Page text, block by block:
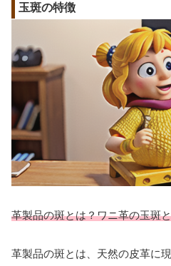
玉斑の特徴
革製品の斑とは？ワニ革の玉斑
革製品の斑とは、天然の皮革に